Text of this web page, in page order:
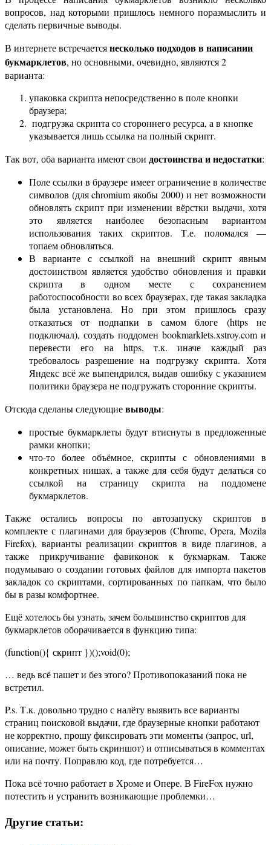
вопросов, над которыми пришлось немного поразмыслить и
сделать первичные выводы.
В интернете встречаетсянесколько подходов в написании
букмарклетов, но основными, очевидно, являются 2
варианта:
упаковка скрипта непосредственно в поле кнопки
браузера;
подгрузка скрипта со стороннего ресурса, а в кнопке
указывается лишь ссылка на полный скрипт.
Так вот, оба варианта имеют свои достоинства и недостатки:
Поле ссылки в браузере имеет ограничение в количестве
символов (для chromium якобы 2000) и нет возможности
обновлять скрипт при изменении вёрстки выдачи, хотя
это является наиболее безопасным вариантом
использования таких скриптов. Т.е. поломался —
топаем обновляться.
В варианте с ссылкой на внешний скрипт явным
достоинством является удобство обновления и правки
скрипта в одном месте с сохранением
работоспособности во всех браузерах, где такая закладка
была установлена. Но при этом пришлось сразу
отказаться от подпапки в самом блоге (https не
подключал), создать поддомен bookmarklеts.xstroy.com и
перевести его на https, т.к. иначе каждый раз
требовалось разрешение на подгрузку скрипта. Хотя
Яндекс всё же выпендрился, выдав ошибку с указанием
политики браузера не подгружать сторонние скрипты.
Отсюда сделаны следующиевыводы:
простые букмарклеты будут втиснуты в предложенные
рамки кнопки;
что-то более объёмное, скрипты с обновлениями в
конкретных нишах, а также для себя будут делаться со
ссылкой на страницу скрипта на поддомене
букмарклетов.
Также остались вопросы по автозапуску скриптов в
комплекте с плагинами для браузеров (Chrome, Opera, Mozila
Firefox), варианты реализации скриптов в виде плагинов, а
также прикручивание фавиконок к букмаркам. Также
подумываю о создании готовых файлов для импорта пакетов
закладок со скриптами, сортированных по папкам, что было
бы в разы комфортнее.
Ещё хотелось бы узнать, зачем большинство скриптов для
букмарклетов оборачивается в функцию типа:
(function(){ скрипт })();void(0);
… ведь всё пашет и без этого? Противопоказаний пока не
встретил.
P.s. Т.к. довольно трудно с налёту выявить все варианты
страниц поисковой выдачи, где браузерные кнопки работают
не корректно, прошу фиксировать эти моменты (запрос, url,
описание, может быть скриншот) и отписываться в комментах
или на почту. Поправлю код, где потребуется…
Пока всё точно работает в Хроме и Опере. В FireFox нужно
потестить и устранить возникающие проблемки…
Другие статьи: